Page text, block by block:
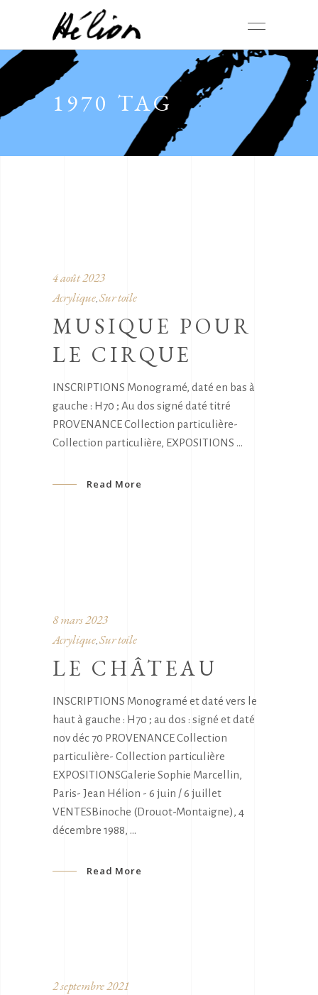
1970 TAG
4 août 2023
Acrylique, Sur toile
MUSIQUE POUR
LE CIRQUE
INSCRIPTIONS Monogramé, daté en bas à
gauche : H70 ; Au dos signé daté titré
PROVENANCE Collection particulière-
Collection particulière, EXPOSITIONS
Read More
8 mars 2023
Acrylique Sur toile
LE CHÂTEAU
INSCRIPTIONS Monogramé et daté vers le
haut à gauche : H70 ; au dos : signé et daté
nov déc 70 PROVENANCE Collection
particulière- Collection particulière
EXPOSITIONSGalerie Sophie Marcellin,
Paris- Jean Hélion - 6 juin / 6 juillet
VENTESBinoche (Drouot-Montaigne), 4
décembre 1988,
Read More
2 septembre 2021